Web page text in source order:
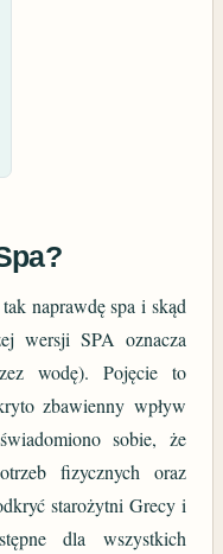
naprawdę spa i skąd
wersji SPA oznacza
wodę). Pojęcie to
zbawienny wpływ
sobie, że
fizycznych oraz
starożytni Grecy i
dla wszystkich